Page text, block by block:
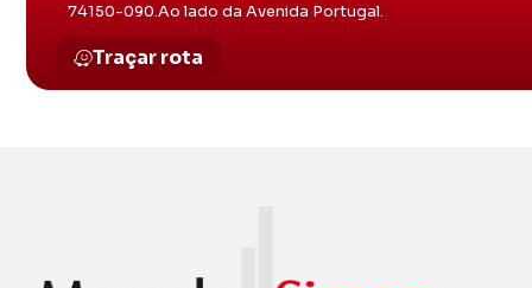
74150-090.Ao lado da Avenida Portugal.
Traçar rota